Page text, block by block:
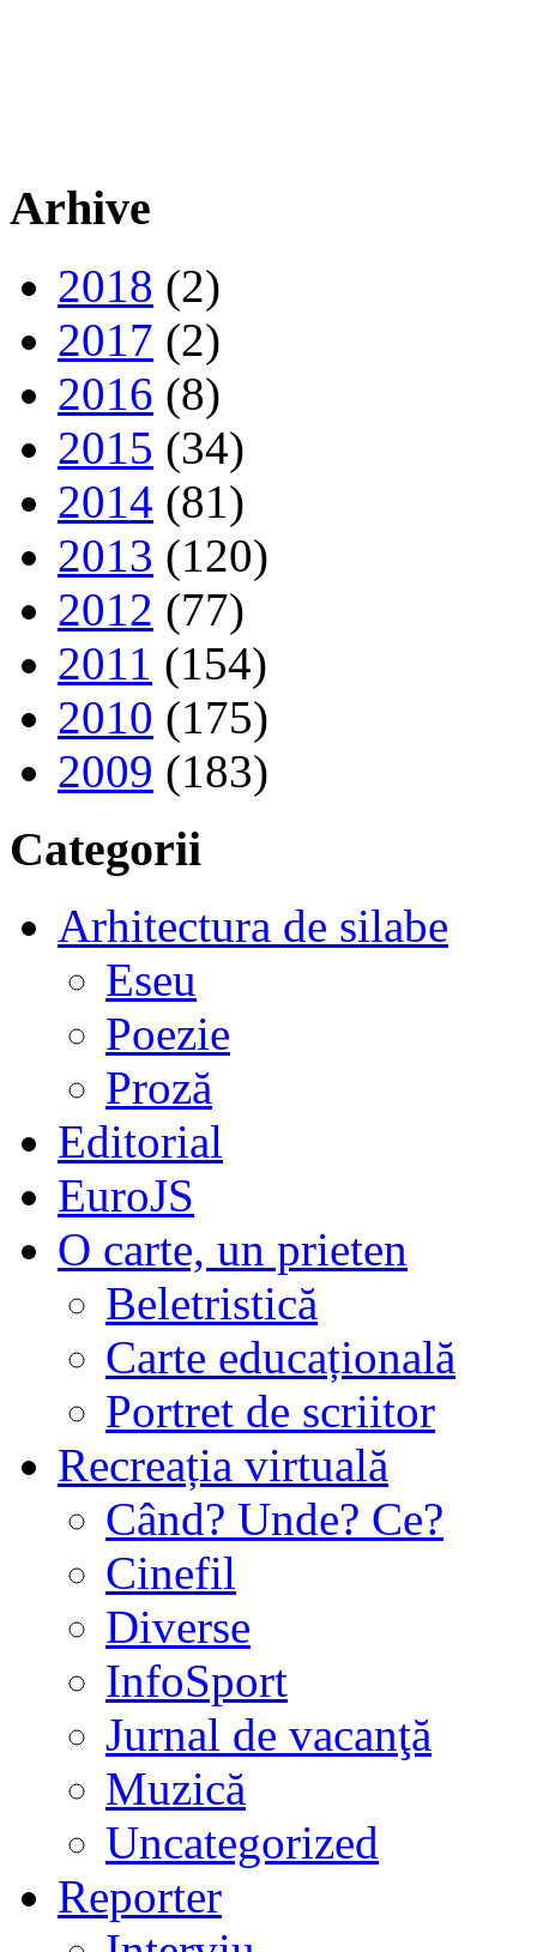
Arhive
2018 (2)
2017 (2)
2016 (8)
2015 (34)
2014 (81)
2013 (120)
2012 (77)
2011 (154)
2010 (175)
2009 (183)
Categorii
Arhitectura de silabe
Eseu
Poezie
Proză
Editorial
EuroJS
O carte, un prieten
Beletristică
Carte educațională
Portret de scriitor
Recreația virtuală
Când? Unde? Ce?
Cinefil
Diverse
InfoSport
Jurnal de vacanţă
Muzică
Uncategorized
Reporter